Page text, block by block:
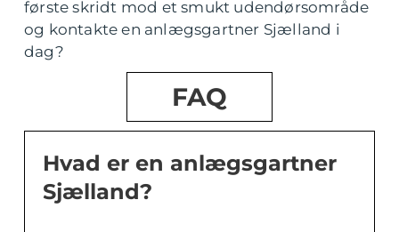
første skridt mod et smukt udendørsområde
og kontakte en anlægsgartner Sjælland i
dag?
FAQ
Hvad er en anlægsgartner
Sjælland?